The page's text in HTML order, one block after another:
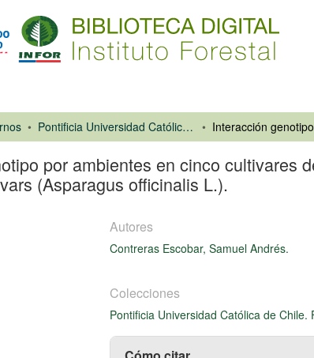
Pontificia Universidad Católica de Chile. Facultad de Agronomía e Ingeniería Forestal
por ambientes en cinco cultivares
(Asparagus officinalis L.).
Autores
Contreras Escobar, Samuel Andrés.
Colecciones
Pontificia Universidad Católica de